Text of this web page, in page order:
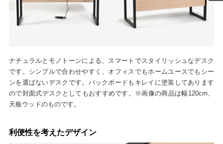
ナチュラルとモノトーンによる、スマートでスタイリッシュなデスク
です。シンプルで合わせやすく、オフィスでもホームユースでもシー
ンを選ばないデスクです。バックボードもキレイに塗装してあります
ので対面式デスクとしてもおすすめです。※画像の商品は幅120cm、
天板ウッドのものです。
利便性を考えたデザイン